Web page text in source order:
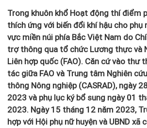
Trong khuôn khổ Hoạt động thí điểm
thích ứng với biến đổi khí hậu cho phụ
vực miền núi phía Bắc Việt Nam do
trợ thông qua tổ chức Lương thực và
Liên hợp quốc (FAO). Căn cứ vào thư
tác giữa FAO và Trung tâm Nghiên
thông Nông nghiệp (CASRAD), ngày
2023 và phụ lục ký bổ sung ngày 01
2023. Ngày 15 tháng 12 năm 2023,
hợp với Hội phụ nữ huyện và UBND xã